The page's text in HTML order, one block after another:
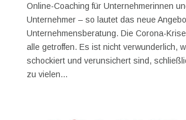
Online-Coaching für Unternehmerinnen
Unternehmer – so lautet das neue
Unternehmensberatung. Die Corona-
alle getroffen. Es ist nicht verwunderlich,
schockiert und verunsichert sind,
zu vielen...